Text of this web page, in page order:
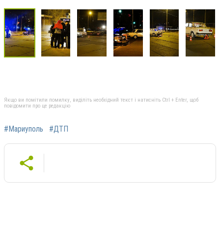
Якщо ви помітили помилку, виділіть необхідний текст і натисніть Ctrl + Enter, щоб
повідомити про це редакцію
#Мариуполь #ДТП